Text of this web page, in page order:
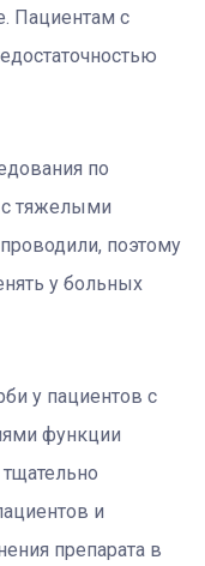
Пациентам с
по
тяжелыми
поэтому
у больных
у пациентов с
функции
и
препарата в